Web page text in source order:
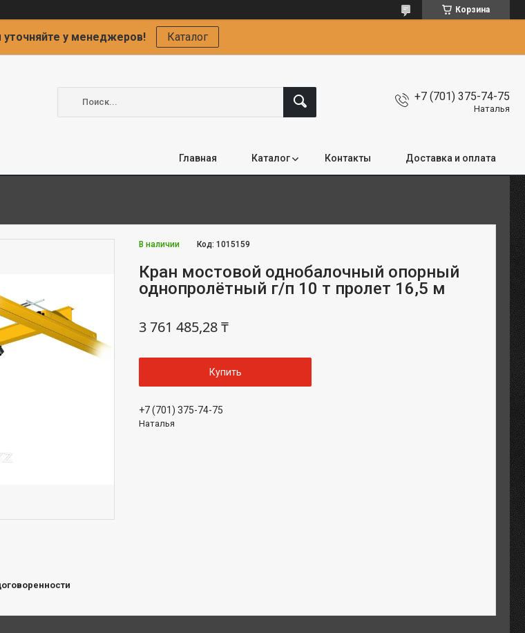
Корзина
у менеджеров! Каталог
+7 (701) 375-74-75
Наталья
Главная Каталог Контакты Доставка и оплата
В наличии Код:1015159
Кран мостовой однобалочный опорный
однопролётный г/п 10 т пролет 16,5 м
3 761 485,28 ₸
Купить
+7 (701) 375-74-75
Наталья